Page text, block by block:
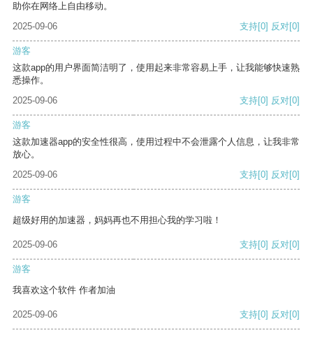
助你在网络上自由移动。
2025-09-06
支持[0] 反对[0]
游客
这款app的用户界面简洁明了，使用起来非常容易上手，让我能够快速熟
悉操作。
2025-09-06
支持[0] 反对[0]
游客
这款加速器app的安全性很高，使用过程中不会泄露个人信息，让我非常
放心。
2025-09-06
支持[0] 反对[0]
游客
超级好用的加速器，妈妈再也不用担心我的学习啦！
2025-09-06 支持[0] 反对[0]
游客
我喜欢这个软件 作者加油
2025-09-06 支持[0] 反对[0]